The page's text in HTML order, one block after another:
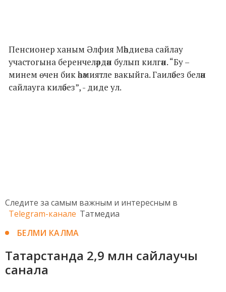
Пенсионер ханым Әлфия Мәһдиева сайлау
участогына беренчеләрдән булып килгән. “Бу –
минем өчен бик әһәмиятле вакыйга. Гаиләбез белән
сайлауга киләбез”, - диде ул.
Следите за самым важным и интересным в
Telegram-канале Татмедиа
БЕЛМИ КАЛМА
Татарстанда 2,9 млн сайлаучы
санала